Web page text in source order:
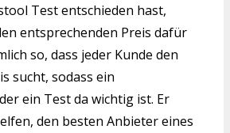
Test entschieden hast,
entsprechenden Preis dafür
so, dass jeder Kunde den
sucht, sodass ein
ein Test da wichtig ist. Er
den besten Anbieter eines